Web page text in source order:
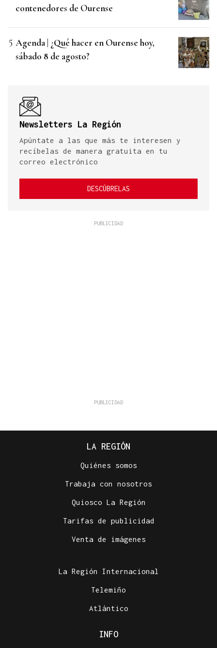
contenedores de Ourense
Agenda | ¿Qué hacer en Ourense hoy,
sábado 8 de agosto?
Newsletters La Región
Apúntate a las que más te interesen y
recíbelas de manera gratuita en tu
correo electrónico
DESCÚBRELAS
LA REGIÓN
Quiénes somos
Trabaja con nosotros
Quiosco La Región
Tarifas de publicidad
Venta de imágenes
La Región Internacional
Telemiño
Atlántico
INFO